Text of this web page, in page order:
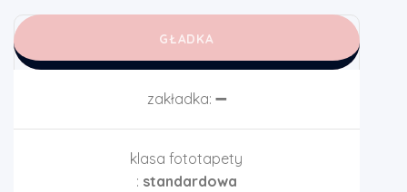
GŁADKA
zakładka: ➖
klasa fototapety
: standardowa